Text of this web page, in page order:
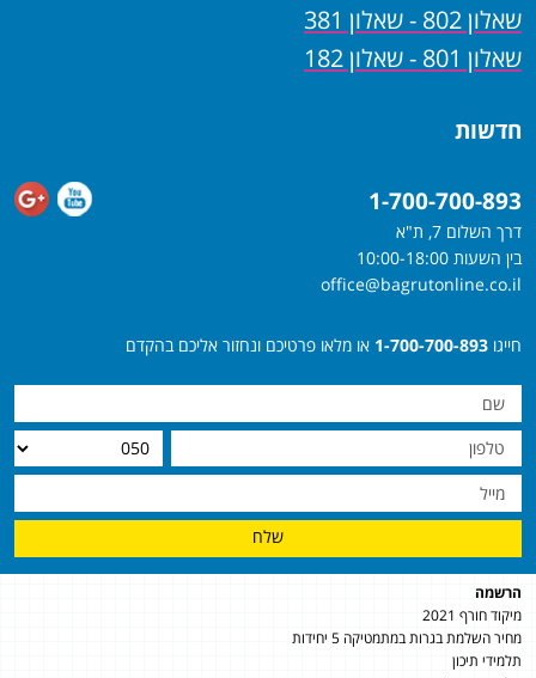
שאלון 802 - שאלון 381
שאלון 801 - שאלון 182
חדשות
1-700-700-893
דרך השלום 7, ת"א
בין השעות 10:00-18:00
office@bagrutonline.co.il
חייגו 1-700-700-893 או מלאו פרטיכם ונחזור אליכם בהקדם
שלח
הרשמה
מיקוד חורף 2021
מחיר השלמת בגרות במתמטיקה 5 יחידות
תלמידי תיכון